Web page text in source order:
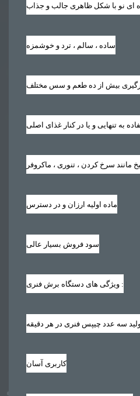
ای نو با شکل ظاهری جالب و جذاب
ساده ، سالم ، ترد و خوشمزه
بیش از ده طعم و سس مختلف
به تنهایی و یا در کنار غذای اصلی
مانند سرخ کردن ، تنوری ، ماکروفر
ماده اولیه ارزان و در دسترس
سود فروش بسیار عالی
ویژگی های دستگاه برش فنری :
سه عدد چیپس فنری در هر دقیقه
کاربری آسان